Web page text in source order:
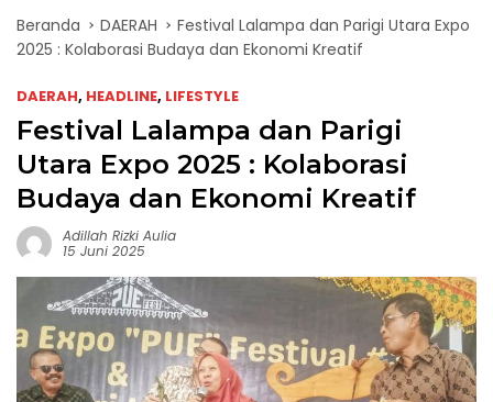
Beranda DAERAH
Festival Lalampa dan Parigi Utara Expo
2025 : Kolaborasi Budaya dan Ekonomi Kreatif
DAERAH, HEADLINE, LIFESTYLE
Festival Lalampa dan Parigi
Utara Expo 2025 : Kolaborasi
Budaya dan Ekonomi Kreatif
Adillah Rizki Aulia
15 Juni 2025